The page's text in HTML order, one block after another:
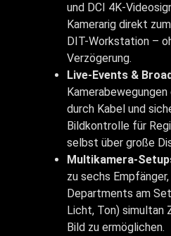
und DCI 4K-
Kamerarig direkt
DIT-Workstation –
Verzögerung.
Live-Events &
Kamerabewegungen
durch Kabel und
Bildkontrolle für
selbst über große
Multikamera-
zu sechs
Departments am
Licht, Ton) simultan
Bild zu ermöglichen.